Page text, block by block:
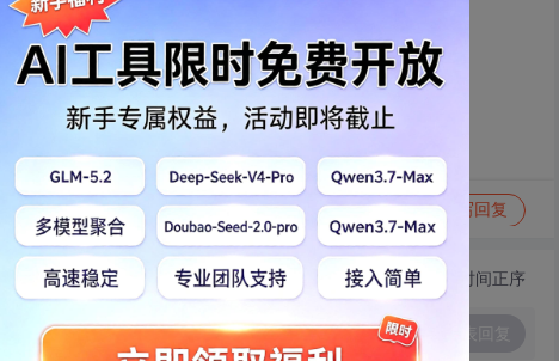
转发到动态 举报 写回复
切换为时间正序